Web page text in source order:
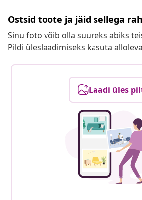
Ostsid toote ja jäid sellega
Sinu foto võib olla suureks abiks
Pildi üleslaadimiseks kasuta
Laadi üles